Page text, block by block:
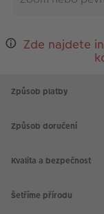
Zde najdete
Způsob platby
Způsob doručení
Kvalita a bezpečnost
Šetříme přírodu